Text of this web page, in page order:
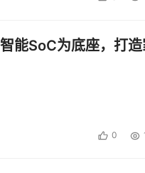
能SoC为底座，打
0